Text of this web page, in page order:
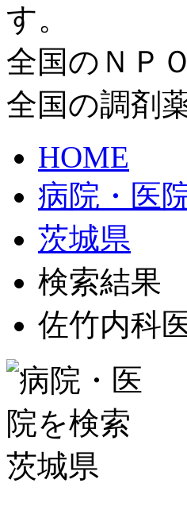
す。
全国のＮＰ
全国の調剤
HOME
病院・医
茨城県
検索結果
佐竹内科